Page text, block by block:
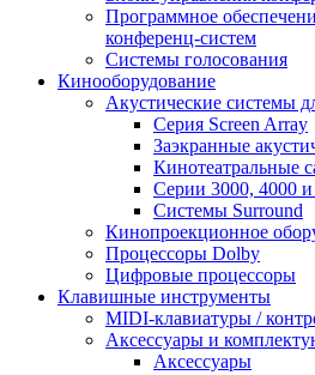
Программное
конференц-систем
Системы голосования
Кинооборудование
Акустические системы
Cерия Screen Array
Заэкранные
Кинотеатральные
Серии 3000, 4000
Системы Surround
Кинопроекционное
Процессоры Dolby
Цифровые процессоры
Клавишные инструменты
MIDI-клавиатуры /
Аксессуары и
Аксессуары